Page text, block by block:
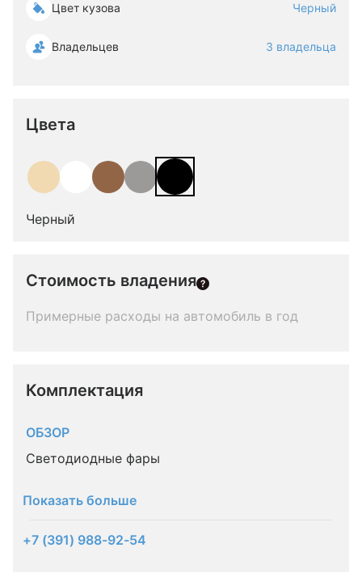
Цвет кузова Черный
Владельцев 3 владельца
Цвета
Черный
Стоимость владения
Примерные расходы на автомобиль в год
Комплектация
ОБЗОР
Светодиодные фары
Показать больше
+7 (391) 988-92-54